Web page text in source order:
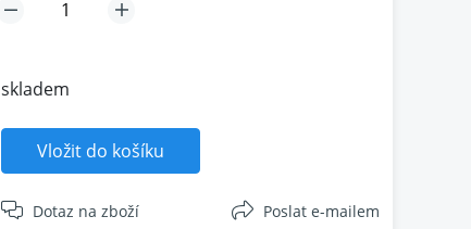
skladem
Vložit do košíku
Dotaz na zboží Poslat e-mailem